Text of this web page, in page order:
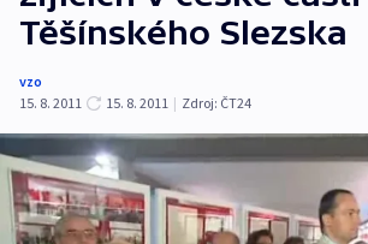
Těšínského Slezska
vzo
15. 8. 2011
15. 8. 2011 | Zdroj: ČT24